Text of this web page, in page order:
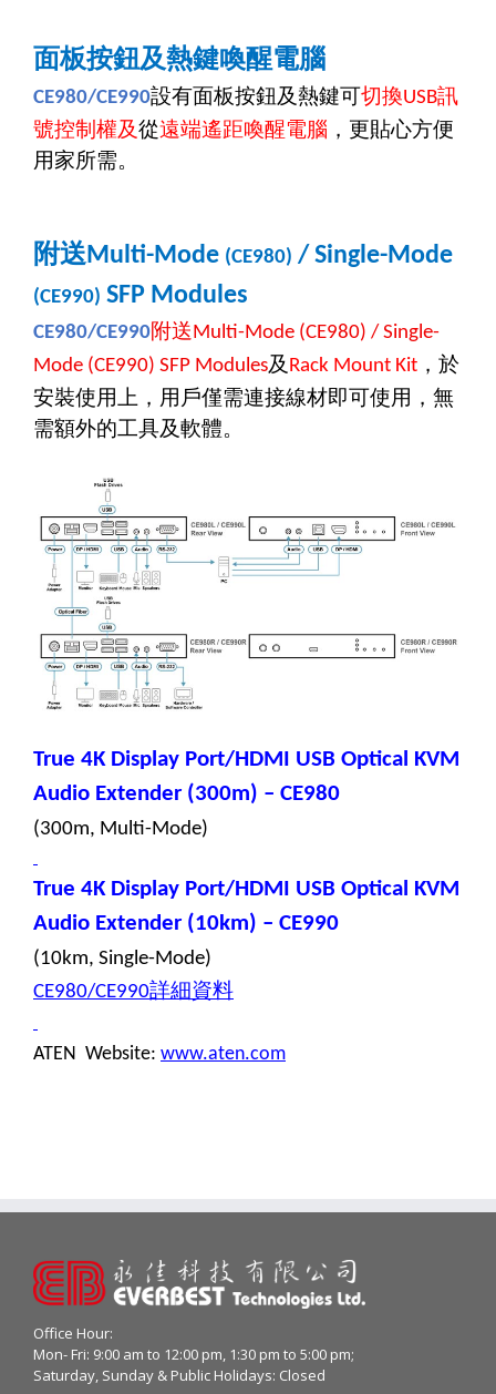
面板按鈕及熱鍵喚醒電腦
CE980/CE990設有面板按鈕及熱鍵可切換USB訊
號控制權及從遠端遙距喚醒電腦 ，更貼心方便
用家所需。
附送Multi-Mode (CE980) / Single-Mode
(CE990) SFP Modules
CE980/CE990附送 Multi-Mode (CE980) / Single-
Mode (CE990) SFP Modules及 Rack Mount Kit ，於
安裝使用上，用戶僅需連接線材即可使用，無
需額外的工具及軟體。
True 4K Display Port/HDMI USB Optical KVM
Audio Extender (300m) – CE980
(300m, Multi-Mode)
True 4K Display Port/HDMI USB Optical KVM
Audio Extender (10km) – CE990
(10km, Single-Mode)
CE980/CE990詳細資料
ATEN Website: www.aten.com
Office Hour:
Mon- Fri: 9:00 am to 12:00 pm, 1:30 pm to 5:00 pm;
Saturday, Sunday & Public Holidays: Closed